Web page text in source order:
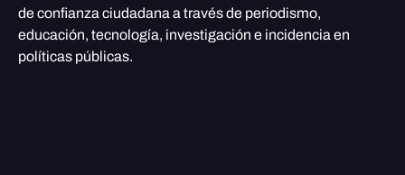
de confianza ciudadana a través de periodismo,
educación, tecnología, investigación e incidencia en
políticas públicas.